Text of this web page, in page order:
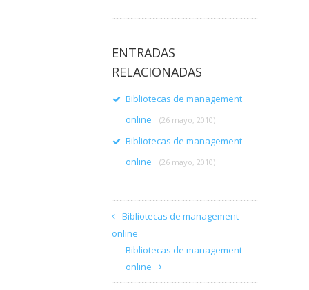
ENTRADAS
RELACIONADAS
Bibliotecas de management
online
(26 mayo, 2010)
Bibliotecas de management
online
(26 mayo, 2010)
Bibliotecas de management
online
Bibliotecas de management
online